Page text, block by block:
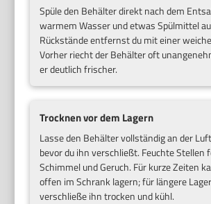
Spüle den Behälter direkt nach dem
warmem Wasser und etwas Spülmittel
Rückstände entfernst du mit einer
Vorher riecht der Behälter oft
er deutlich frischer.
Trocknen vor dem Lagern
Lasse den Behälter vollständig an der
bevor du ihn verschließt. Feuchte Stellen
Schimmel und Geruch. Für kurze Zeiten
offen im Schrank lagern; für längere
verschließe ihn trocken und kühl.